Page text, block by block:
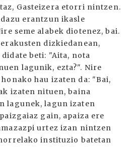
Gasteizera etorri nintzen.
erantzun ikasle
seme alabek diotenez, bai.
dizkiedanean,
beti: "Aita, nota
lagunik, ezta?". Nire
hau izaten da: "Bai,
izaten nituen, baina
lagunek, lagun izaten
gain, apaiza ere
urtez izan nintzen
instituzio batetan